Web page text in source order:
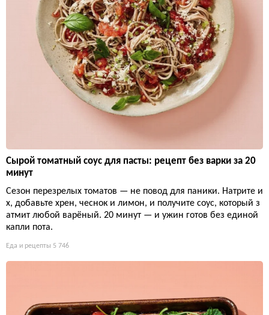
Сырой томатный соус для пасты: рецепт без варки за 20
минут
Сезон перезрелых томатов — не повод для паники. Натрите и
х, добавьте хрен, чеснок и лимон, и получите соус, который з
атмит любой варёный. 20 минут — и ужин готов без единой
капли пота.
Еда и рецепты 5 746